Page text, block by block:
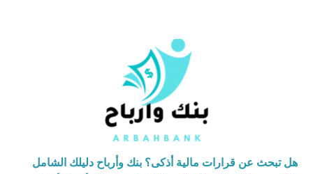
هل تبحث عن قرارات مالية أذكى؟ بنك وأرباح دليلك الشامل